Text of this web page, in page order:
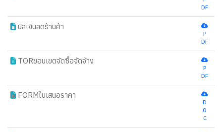
DF
บิลเงินสดร้านค้า
P
DF
TORขอบเขตจัดซื้อจัดจ้าง
P
DF
FORMใบเสนอราคา
D
O
C